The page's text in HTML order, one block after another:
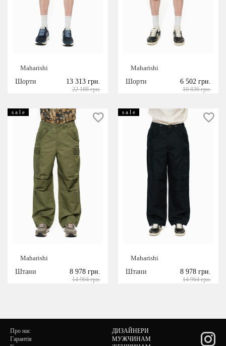
Maharishi
Шорти
13 313 грн.
22 188 грн.
Maharishi
Шорти
6 502 грн.
10 836 грн.
s a l e
Maharishi
Штани
8 978 грн.
14 964 грн.
s a l e
Maharishi
Штани
8 978 грн.
14 964 грн.
Про нас
Гарантія
ДИЗАЙНЕРИ
МУЖЧИНАМ